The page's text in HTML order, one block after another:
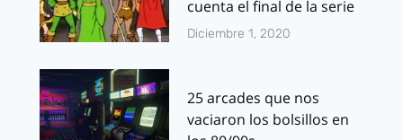
cuenta el final de la serie
Diciembre 1, 2020
25 arcades que nos
vaciaron los bolsillos en